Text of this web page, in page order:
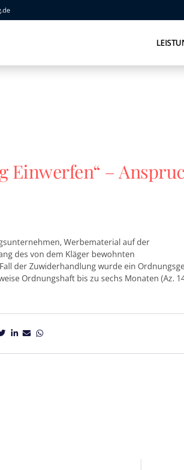
Einwerfen“ –
Werbematerial auf der
des von dem Kläger bewohnten
der Zuwiderhandlung wurde ein
Ordnungshaft bis zu sechs Monaten (Az.